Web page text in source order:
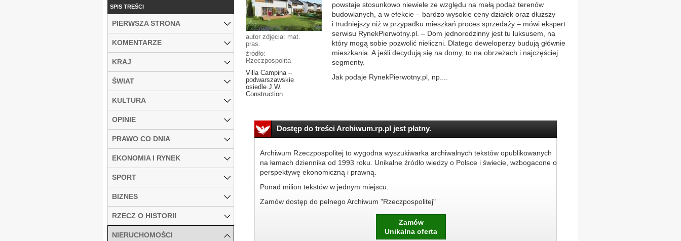
autor zdjęcia: mat.
pras.
źródło:
Rzeczpospolita
Villa Campina –
podwarszawskie
osiedle J.W.
Construction
powstaje stosunkowo niewiele ze względu na małą podaż terenów
budowlanych, a w efekcie – bardzo wysokie ceny działek oraz dłuższy
i trudniejszy niż w przypadku mieszkań proces sprzedaży – mówi ekspert
serwisu RynekPierwotny.pl. – Dom jednorodzinny jest tu luksusem, na
który mogą sobie pozwolić nieliczni. Dlatego deweloperzy budują głównie
mieszkania. A jeśli decydują się na domy, to na obrzeżach i najczęściej
segmenty.
Jak podaje RynekPierwotny.pl, np....
Dostęp do treści Archiwum.rp.pl jest płatny.
Archiwum Rzeczpospolitej to wygodna wyszukiwarka archiwalnych tekstów opublikowanych
na łamach dziennika od 1993 roku. Unikalne źródło wiedzy o Polsce i świecie, wzbogacone o
perspektywę ekonomiczną i prawną.
Ponad milion tekstów w jednym miejscu.
Zamów dostęp do pełnego Archiwum "Rzeczpospolitej"
Zamów
Unikalna oferta
SPIS TREŚCI
PIERWSZA STRONA
KOMENTARZE
KRAJ
ŚWIAT
KULTURA
OPINIE
PRAWO CO DNIA
EKONOMIA I RYNEK
SPORT
BIZNES
RZECZ O HISTORII
NIERUCHOMOŚCI